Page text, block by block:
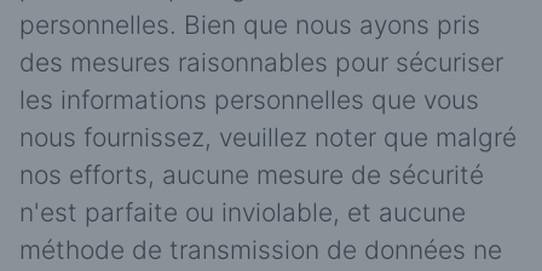
personnelles. Bien que nous ayons pris
des mesures raisonnables pour sécuriser
les informations personnelles que vous
nous fournissez, veuillez noter que malgré
nos efforts, aucune mesure de sécurité
n'est parfaite ou inviolable, et aucune
méthode de transmission de données ne